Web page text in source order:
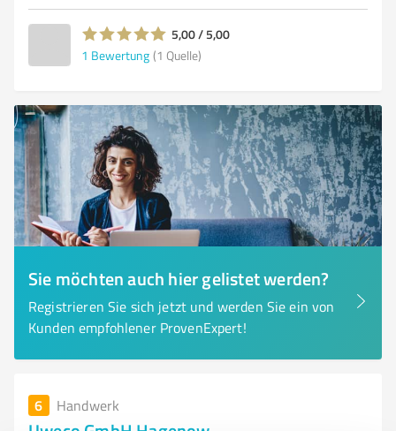
5,00 / 5,00
1 Bewertung (1 Quelle)
Sie möchten auch hier gelistet werden?
Registrieren Sie sich jetzt und werden Sie ein von
Kunden empfohlener ProvenExpert!
6 Handwerk